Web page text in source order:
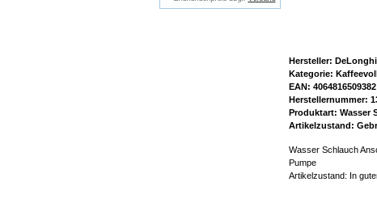
Hersteller: DeLonghi
Kategorie:
EAN: 4064816509382
Herstellernummer:
Produktart: Wasser
Artikelzustand:
Wasser Schlauch
Pumpe
Artikelzustand: In